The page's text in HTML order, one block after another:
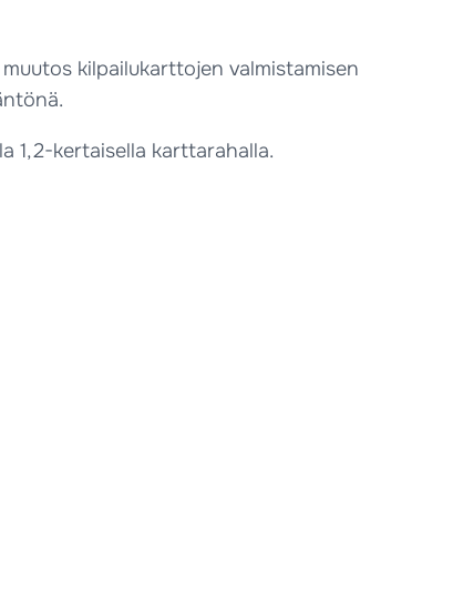
kilpailukarttojen valmistamisen
1,2-kertaisella karttarahalla.